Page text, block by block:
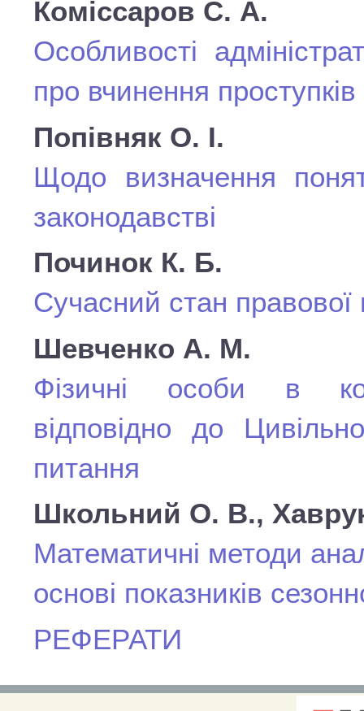
Коміссаров С. А.
Особливості
про вчинення
Попівняк О. І.
Щодо визначення
законодавстві
Починок К. Б.
Сучасний стан правової
Шевченко А. М.
Фізичні особи в
відповідно до
питання
Школьний О. В.,
Математичні методи
основі показників
РЕФЕРАТИ